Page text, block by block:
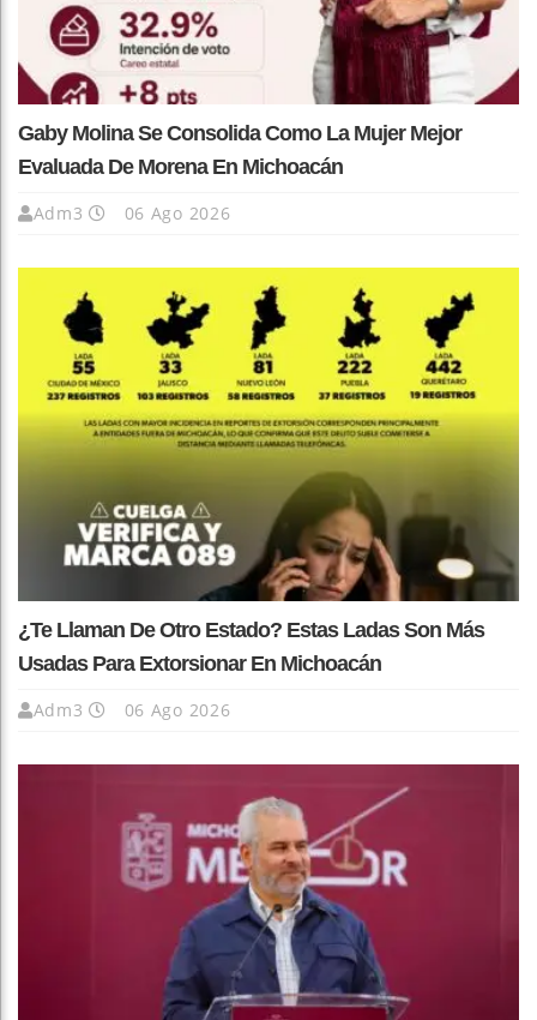
Gaby Molina Se Consolida Como La Mujer Mejor
Evaluada De Morena En Michoacán
Adm3 06 Ago 2026
¿Te Llaman De Otro Estado? Estas Ladas Son Más
Usadas Para Extorsionar En Michoacán
Adm3 06 Ago 2026